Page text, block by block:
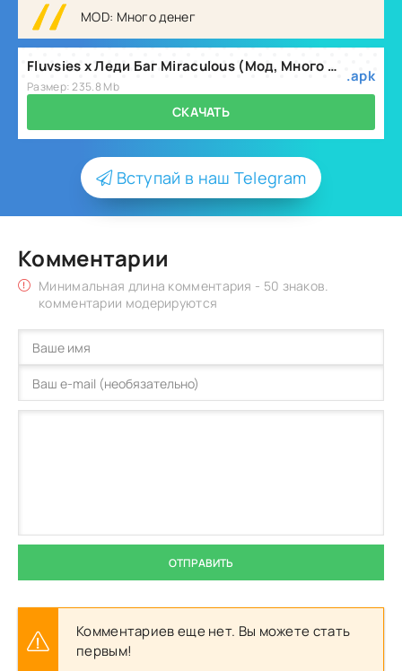
MOD: Много денег
Fluvsies x Леди Баг Miraculous (Мод, Много денег) v23.1.9
Размер: 235.8 Mb
.apk
СКАЧАТЬ
Вступай в наш Telegram
Комментарии
Минимальная длина комментария - 50 знаков.
комментарии модерируются
ОТПРАВИТЬ
Комментариев еще нет. Вы можете стать
первым!